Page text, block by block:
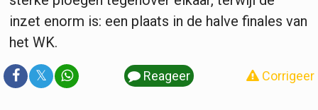
inzet enorm is: een plaats in de halve finales van
het WK.
𝕏 Reageer Corrigeer